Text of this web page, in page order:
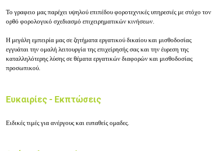
Το γραφειο μας παρέχει υψηλού επιπέδου φοροτεχνικές υπηρεσιές με στόχο τον
ορθό φορολογικό σχεδιασμό επιχειρηματικών κινήσεων.
Η μεγάλη εμπειρία μας σε ζητήματα εργατικού δικαίου και μισθοδοσίας
εγγυάται την ομαλή λειτουργία της επιχείρησής σας και την έυρεση της
καταλληλότερης λύσης σε θέματα εργατικών διαφορών και μισθοδοσίας
προσωπικού.
Ευκαιρίες - Εκπτώσεις
Ειδικές τιμές για ανέργους και ευπαθείς ομαδες.